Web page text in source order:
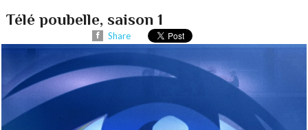
Télé poubelle, saison 1
Share